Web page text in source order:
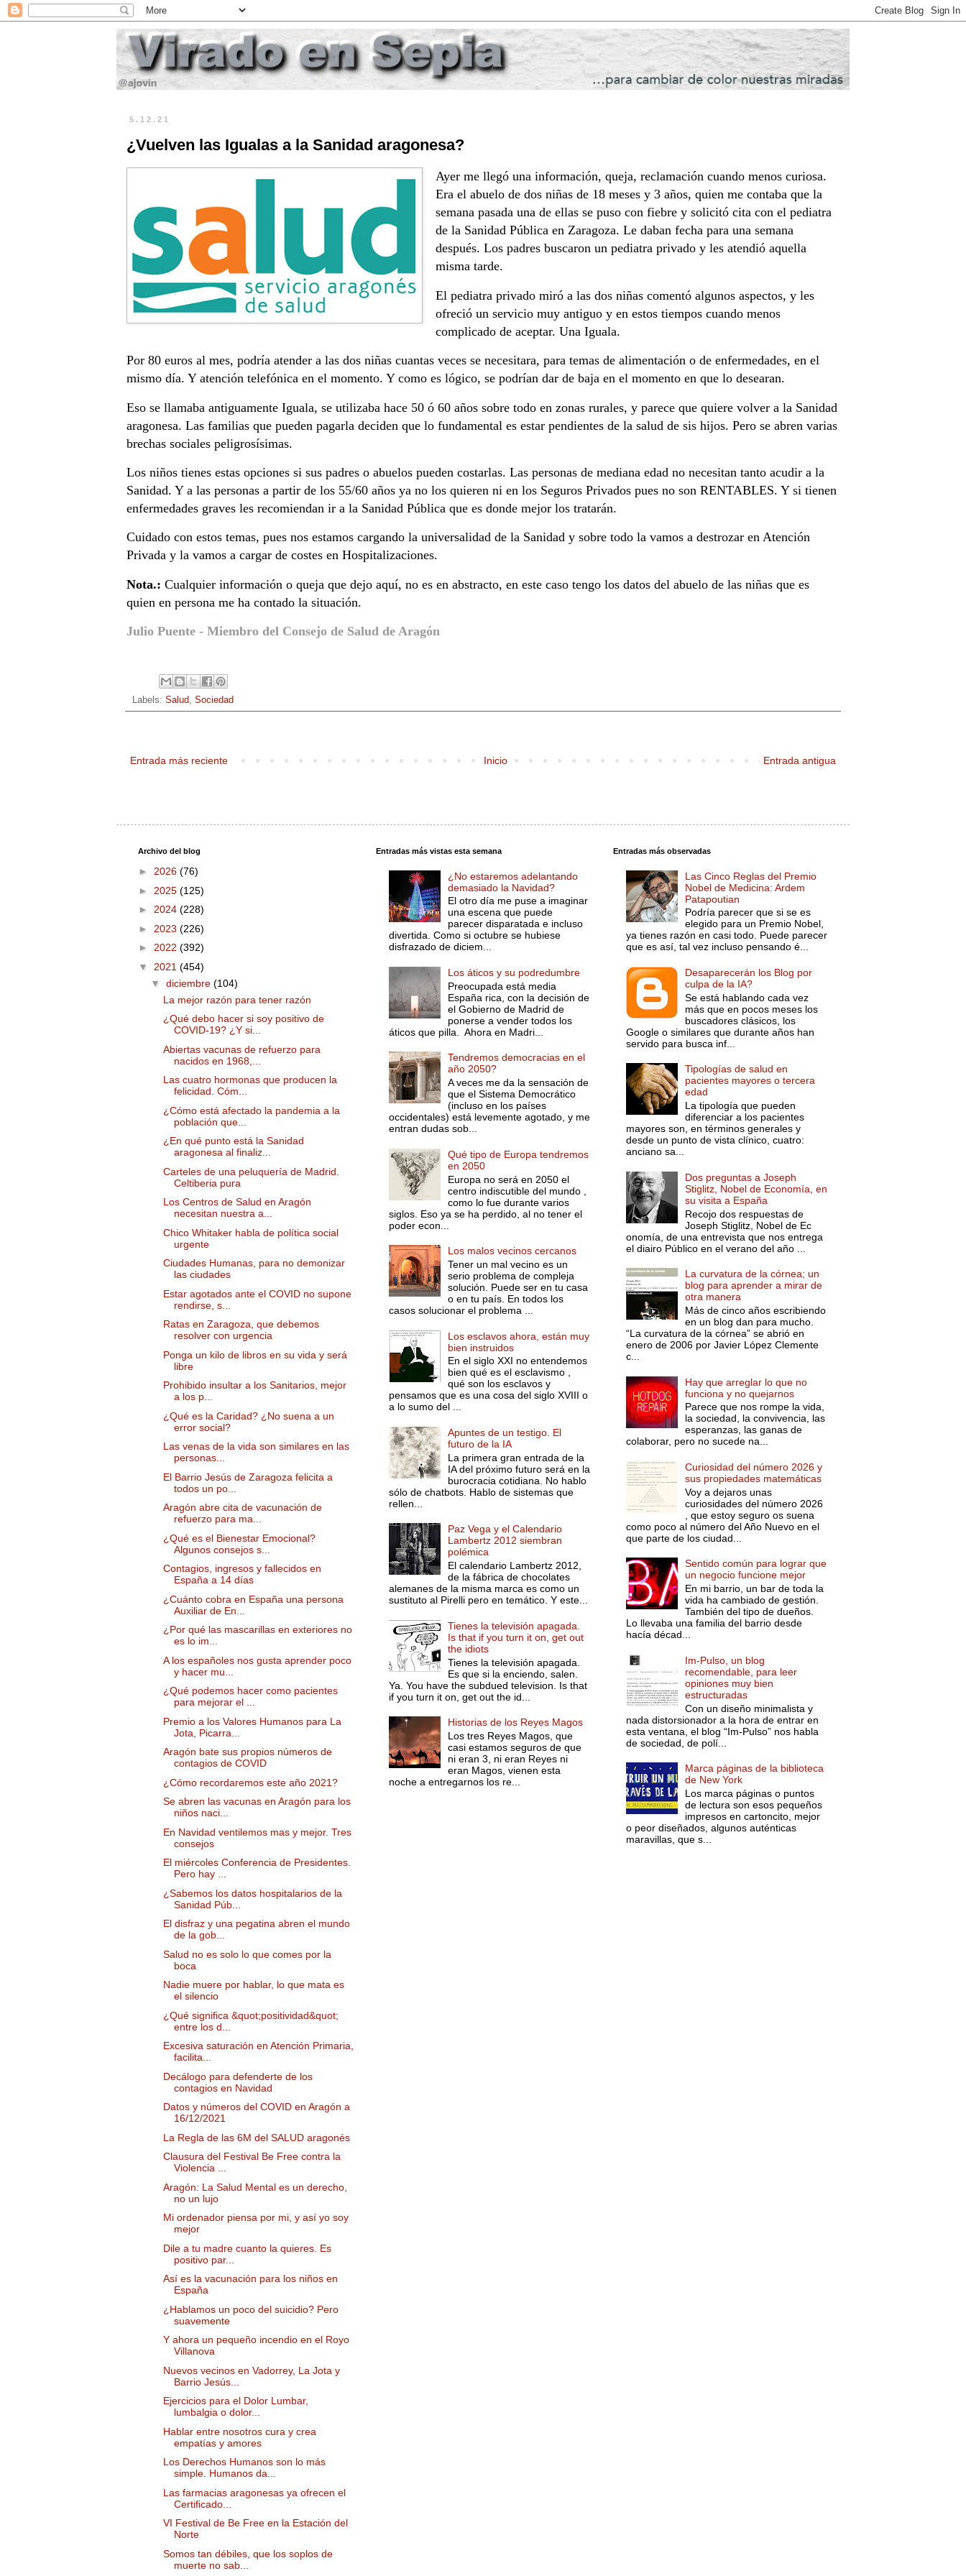
5.12.21
¿Vuelven las Igualas a la Sanidad aragonesa?
Ayer me llegó una información, queja, reclamación cuando menos curiosa.
Era el abuelo de dos niñas de 18 meses y 3 años, quien me contaba que la
semana pasada una de ellas se puso con fiebre y solicitó cita con el pediatra
de la Sanidad Pública en Zaragoza. Le daban fecha para una semana
después. Los padres buscaron un pediatra privado y les atendió aquella
misma tarde.
El pediatra privado miró a las dos niñas comentó algunos aspectos, y les
ofreció un servicio muy antiguo y en estos tiempos cuando menos
complicado de aceptar. Una Iguala.
Por 80 euros al mes, podría atender a las dos niñas cuantas veces se necesitara, para temas de alimentación o de enfermedades, en el
mismo día. Y atención telefónica en el momento. Y como es lógico, se podrían dar de baja en el momento en que lo desearan.
Eso se llamaba antiguamente Iguala, se utilizaba hace 50 ó 60 años sobre todo en zonas rurales, y parece que quiere volver a la Sanidad
aragonesa. Las familias que pueden pagarla deciden que lo fundamental es estar pendientes de la salud de sis hijos. Pero se abren varias
brechas sociales peligrosísimas.
Los niños tienes estas opciones si sus padres o abuelos pueden costarlas. Las personas de mediana edad no necesitan tanto acudir a la
Sanidad. Y a las personas a partir de los 55/60 años ya no los quieren ni en los Seguros Privados pues no son RENTABLES. Y si tienen
enfermedades graves les recomiendan ir a la Sanidad Pública que es donde mejor los tratarán.
Cuidado con estos temas, pues nos estamos cargando la universalidad de la Sanidad y sobre todo la vamos a destrozar en Atención
Privada y la vamos a cargar de costes en Hospitalizaciones.
Nota.: Cualquier información o queja que dejo aquí, no es en abstracto, en este caso tengo los datos del abuelo de las niñas que es
quien en persona me ha contado la situación.
Julio Puente - Miembro del Consejo de Salud de Aragón
Labels: Salud, Sociedad
Entrada más reciente Entrada antigua
Inicio
Archivo del blog
► 2026 (76)
► 2025 (125)
► 2024 (228)
► 2023 (226)
► 2022 (392)
▼ 2021 (454)
▼ diciembre (104)
La mejor razón para tener razón
¿Qué debo hacer si soy positivo de
COVID-19? ¿Y si...
Abiertas vacunas de refuerzo para
nacidos en 1968,...
Las cuatro hormonas que producen la
felicidad. Cóm...
¿Cómo está afectado la pandemia a la
población que...
¿En qué punto está la Sanidad
aragonesa al finaliz...
Carteles de una peluquería de Madrid.
Celtiberia pura
Los Centros de Salud en Aragón
necesitan nuestra a...
Chico Whitaker habla de política social
urgente
Ciudades Humanas, para no demonizar
las ciudades
Estar agotados ante el COVID no supone
rendirse, s...
Ratas en Zaragoza, que debemos
resolver con urgencia
Ponga un kilo de libros en su vida y será
libre
Prohibido insultar a los Sanitarios, mejor
a los p...
¿Qué es la Caridad? ¿No suena a un
error social?
Las venas de la vida son similares en las
personas...
El Barrio Jesús de Zaragoza felicita a
todos un po...
Aragón abre cita de vacunación de
refuerzo para ma...
¿Qué es el Bienestar Emocional?
Algunos consejos s...
Contagios, ingresos y fallecidos en
España a 14 días
¿Cuánto cobra en España una persona
Auxiliar de En...
¿Por qué las mascarillas en exteriores no
es lo im...
A los españoles nos gusta aprender poco
y hacer mu...
¿Qué podemos hacer como pacientes
para mejorar el ...
Premio a los Valores Humanos para La
Jota, Picarra...
Aragón bate sus propios números de
contagios de COVID
¿Cómo recordaremos este año 2021?
Se abren las vacunas en Aragón para los
niños naci...
En Navidad ventilemos mas y mejor. Tres
consejos
El miércoles Conferencia de Presidentes.
Pero hay ...
¿Sabemos los datos hospitalarios de la
Sanidad Púb...
El disfraz y una pegatina abren el mundo
de la gob...
Salud no es solo lo que comes por la
boca
Nadie muere por hablar, lo que mata es
el silencio
¿Qué significa &quot;positividad&quot;
entre los d...
Excesiva saturación en Atención Primaria,
facilita...
Decálogo para defenderte de los
contagios en Navidad
Datos y números del COVID en Aragón a
16/12/2021
La Regla de las 6M del SALUD aragonés
Clausura del Festival Be Free contra la
Violencia ...
Aragón: La Salud Mental es un derecho,
no un lujo
Mi ordenador piensa por mi, y así yo soy
mejor
Dile a tu madre cuanto la quieres. Es
positivo par...
Así es la vacunación para los niños en
España
¿Hablamos un poco del suicidio? Pero
suavemente
Y ahora un pequeño incendio en el Royo
Villanova
Nuevos vecinos en Vadorrey, La Jota y
Barrio Jesús...
Ejercicios para el Dolor Lumbar,
lumbalgia o dolor...
Hablar entre nosotros cura y crea
empatías y amores
Los Derechos Humanos son lo más
simple. Humanos da...
Las farmacias aragonesas ya ofrecen el
Certificado...
VI Festival de Be Free en la Estación del
Norte
Somos tan débiles, que los soplos de
muerte no sab...
Entradas más vistas esta semana
¿No estaremos adelantando
demasiado la Navidad?
El otro día me puse a imaginar
una escena que puede
parecer disparatada e incluso
divertida. Como si octubre se hubiese
disfrazado de diciem...
Los áticos y su podredumbre
Preocupada está media
España rica, con la decisión de
el Gobierno de Madrid de
ponerse a vender todos los
áticos que pilla. Ahora en Madri...
Tendremos democracias en el
año 2050?
A veces me da la sensación de
que el Sistema Democrático
(incluso en los países
occidentales) está levemente agotado, y me
entran dudas sob...
Qué tipo de Europa tendremos
en 2050
Europa no será en 2050 el
centro indiscutible del mundo ,
como lo fue durante varios
siglos. Eso ya se ha perdido, al no tener el
poder econ...
Los malos vecinos cercanos
Tener un mal vecino es un
serio problema de compleja
solución. Puede ser en tu casa
o en tu país. En todos los
casos solucionar el problema ...
Los esclavos ahora, están muy
bien instruidos
En el siglo XXI no entendemos
bien qué es el esclavismo ,
qué son los esclavos y
pensamos que es una cosa del siglo XVIII o
a lo sumo del ...
Apuntes de un testigo. El
futuro de la IA
La primera gran entrada de la
IA del próximo futuro será en la
burocracia cotidiana. No hablo
sólo de chatbots. Hablo de sistemas que
rellen...
Paz Vega y el Calendario
Lambertz 2012 siembran
polémica
El calendario Lambertz 2012,
de la fábrica de chocolates
alemanes de la misma marca es como un
sustituto al Pirelli pero en temático. Y este...
Tienes la televisión apagada.
Is that if you turn it on, get out
the idiots
Tienes la televisión apagada.
Es que si la enciendo, salen.
Ya. You have the subdued television. Is that
if you turn it on, get out the id...
Historias de los Reyes Magos
Los tres Reyes Magos, que
casi estamos seguros de que
ni eran 3, ni eran Reyes ni
eran Magos, vienen esta
noche a entregarnos los re...
Entradas más observadas
Las Cinco Reglas del Premio
Nobel de Medicina: Ardem
Patapoutian
Podría parecer que si se es
elegido para un Premio Nobel,
ya tienes razón en casi todo. Puede parecer
que es así, tal vez incluso pensando é...
Desaparecerán los Blog por
culpa de la IA?
Se está hablando cada vez
más que en pocos meses los
buscadores clásicos, los
Google o similares que durante años han
servido para busca inf...
Tipologías de salud en
pacientes mayores o tercera
edad
La tipología que pueden
diferenciar a los pacientes
mayores son, en términos generales y
desde un punto de vista clínico, cuatro:
anciano sa...
Dos preguntas a Joseph
Stiglitz, Nobel de Economía, en
su visita a España
Recojo dos respuestas de
Joseph Stiglitz, Nobel de Ec
onomía, de una entrevista que nos entrega
el diairo Público en el verano del año ...
La curvatura de la córnea; un
blog para aprender a mirar de
otra manera
Más de cinco años escribiendo
en un blog dan para mucho.
“La curvatura de la córnea” se abrió en
enero de 2006 por Javier López Clemente
c...
Hay que arreglar lo que no
funciona y no quejarnos
Parece que nos rompe la vida,
la sociedad, la convivencia, las
esperanzas, las ganas de
colaborar, pero no sucede na...
Curiosidad del número 2026 y
sus propiedades matemáticas
Voy a dejaros unas
curiosidades del número 2026
, que estoy seguro os suena
como poco al número del Año Nuevo en el
que parte de los ciudad...
Sentido común para lograr que
un negocio funcione mejor
En mi barrio, un bar de toda la
vida ha cambiado de gestión.
También del tipo de dueños.
Lo llevaba una familia del barrio desde
hacía décad...
Im-Pulso, un blog
recomendable, para leer
opiniones muy bien
estructuradas
Con un diseño minimalista y
nada distorsionador a la hora de entrar en
esta ventana, el blog “Im-Pulso” nos habla
de sociedad, de polí...
Marca páginas de la biblioteca
de New York
Los marca páginas o puntos
de lectura son esos pequeños
impresos en cartoncito, mejor
o peor diseñados, algunos auténticas
maravillas, que s...